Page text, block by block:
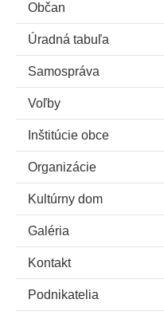
Občan
Úradná tabuľa
Samospráva
Voľby
Inštitúcie obce
Organizácie
Kultúrny dom
Galéria
Kontakt
Podnikatelia